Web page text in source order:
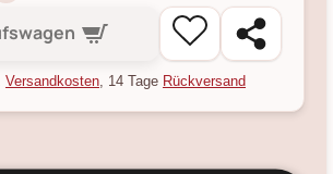
Versandkosten, 14 Tage Rückversand